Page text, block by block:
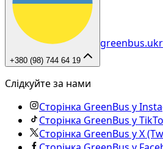
+380 (98) 744 64 19
Слідкуйте за нами
Сторінка GreenBus у
Сторінка GreenBus у
Сторінка GreenBus у X